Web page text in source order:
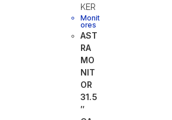
Monit
ores
AST
RA
MO
NIT
OR
31.5
″